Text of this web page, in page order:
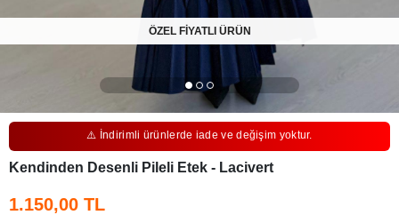
ÖZEL FİYATLI ÜRÜN
⚠️ İndirimli ürünlerde iade ve değişim yoktur.
Kendinden Desenli Pileli Etek - Lacivert
1.150,00 TL